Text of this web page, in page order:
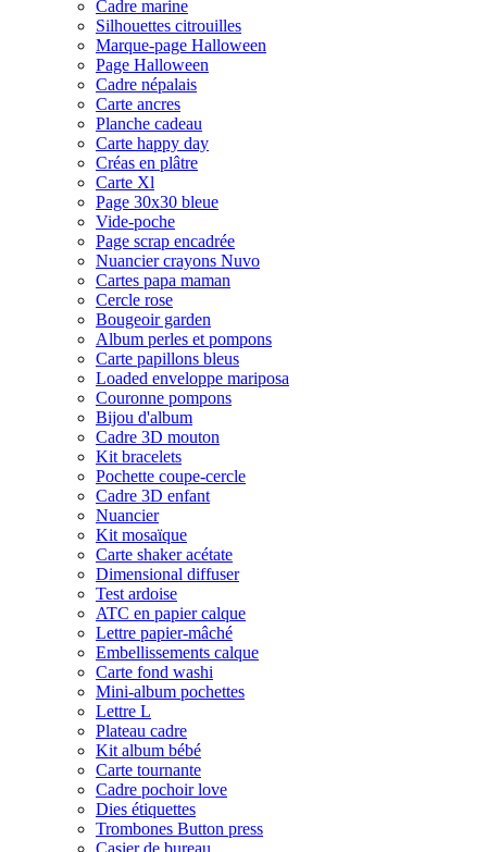
Cadre marine
Silhouettes citrouilles
Marque-page Halloween
Page Halloween
Cadre népalais
Carte ancres
Planche cadeau
Carte happy day
Créas en plâtre
Carte Xl
Page 30x30 bleue
Vide-poche
Page scrap encadrée
Nuancier crayons Nuvo
Cartes papa maman
Cercle rose
Bougeoir garden
Album perles et pompons
Carte papillons bleus
Loaded enveloppe mariposa
Couronne pompons
Bijou d'album
Cadre 3D mouton
Kit bracelets
Pochette coupe-cercle
Cadre 3D enfant
Nuancier
Kit mosaïque
Carte shaker acétate
Dimensional diffuser
Test ardoise
ATC en papier calque
Lettre papier-mâché
Embellissements calque
Carte fond washi
Mini-album pochettes
Lettre L
Plateau cadre
Kit album bébé
Carte tournante
Cadre pochoir love
Dies étiquettes
Trombones Button press
Casier de bureau